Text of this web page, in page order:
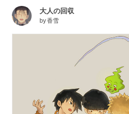
大人の回収
by香雪